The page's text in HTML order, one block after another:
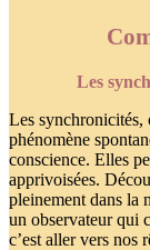
Les
Les synchronicités,
phénomène
conscience. Elles
apprivoisées.
pleinement dans la
un observateur qui
c’est aller vers nos